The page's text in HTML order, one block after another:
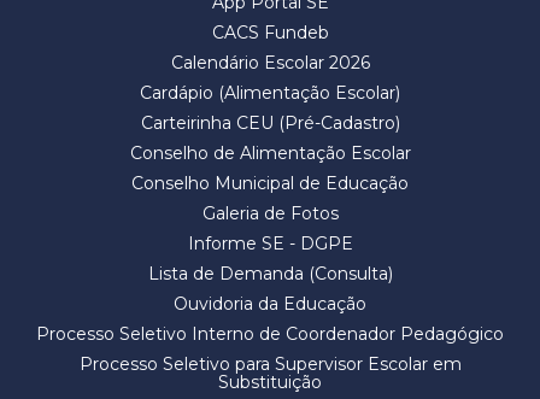
CACS Fundeb
Calendário Escolar 2026
Cardápio (Alimentação Escolar)
Carteirinha CEU (Pré-Cadastro)
Conselho de Alimentação Escolar
Conselho Municipal de Educação
Galeria de Fotos
Informe SE - DGPE
Lista de Demanda (Consulta)
Ouvidoria da Educação
Processo Seletivo Interno de Coordenador Pedagógico
Processo Seletivo para Supervisor Escolar em
Substituição